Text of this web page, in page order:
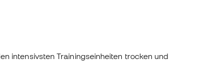
intensivsten Trainingseinheiten trocken und